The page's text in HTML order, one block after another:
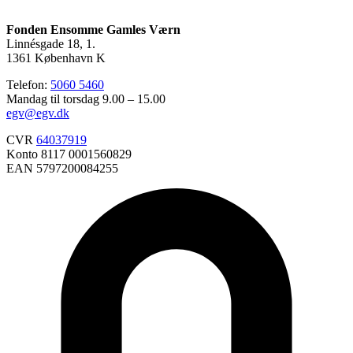
Fonden Ensomme Gamles Værn
Linnésgade 18, 1.
1361 København K
Telefon: 5060 5460
Mandag til torsdag 9.00 – 15.00
egv@egv.dk
CVR 64037919
Konto 8117 0001560829
EAN 5797200084255